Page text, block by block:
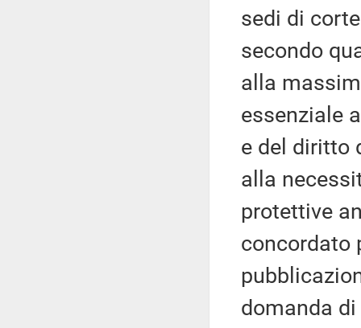
sedi di
secondo
alla
essenziale
e del diritto
alla
protettive
concordato
domanda